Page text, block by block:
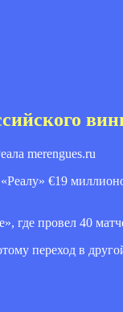
merengues.ru
€19
провел 40
переход в